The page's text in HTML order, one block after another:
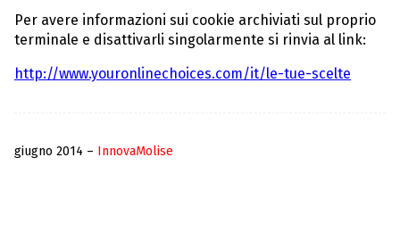
Per avere informazioni sui cookie archiviati sul proprio
terminale e disattivarli singolarmente si rinvia al link:
http://www.youronlinechoices.com/it/le-tue-scelte
giugno 2014 – InnovaMolise